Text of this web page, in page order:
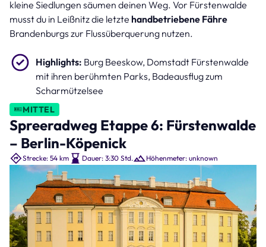
kleine Siedlungen säumen deinen Weg. Vor Fürstenwalde
musst du in Leißnitz die letzte handbetriebene Fähre
Brandenburgs zur Flussüberquerung nutzen.
Highlights: Burg Beeskow, Domstadt Fürstenwalde
mit ihren berühmten Parks, Badeausflug zum
Scharmützelsee
MITTEL
Spreeradweg Etappe 6: Fürstenwalde
– Berlin-Köpenick
Strecke: 54 km Dauer: 3:30 Std. Höhenmeter: unknown